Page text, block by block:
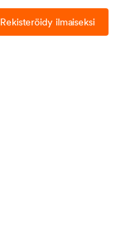
Rekisteröidy ilmaiseksi